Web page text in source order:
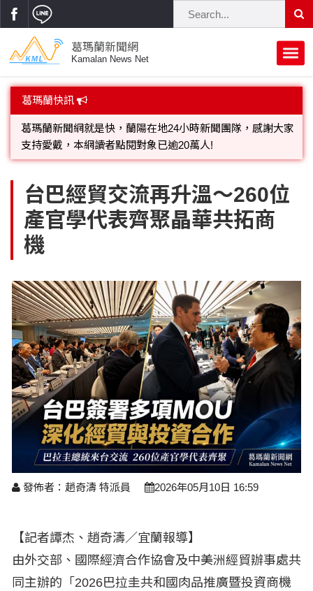
葛瑪蘭新聞網
Kamalan News Net
首頁
蘭陽大代誌
府會議題
街坊大小事
交通警消
地方大小事
校園動態
原住民動態
軍事新聞
立法院
黨政新聞
府院動態
選舉新聞
總統大選
立委選舉
縣市長選舉
議員民代選舉
鄉鎮長村里長選舉
五合一選舉
溫馨關懷
親子活動
公益行善
溫馨關懷
藝文走廊
民俗薪傳
藝文展覽
專題講座
話說文史
水色流光映城東～名家齊聚展藝風
時尚你我他
休閒旅遊
時尚行業
美食料理
景點介紹
醫療養生
醫藥新訊
衞生保健
【博愛醫療公益服務隊】專欄
產業科技
科技新知
產業招商
求職徵才
財經稅務
房產理財
我要爆料
網友爆料
檢舉投訴
活動專頁
讀者投稿
全國運動會
宜蘭綠色博覽會
運動賽事
葛瑪蘭快訊
葛瑪蘭新聞網就是快，蘭陽在地24小時新聞團隊，感謝大家
支持愛戴，本網讀者點閱對象已逾20萬人!
歡迎廣告託播，刊頭或新聞欄位:圖片或影音檔可連結指定官
網;詳洽各記者或聯繫：0910-259565洽詢。
台巴經貿交流再升溫～260位
產官學代表齊聚晶華共拓商
機
發佈者：趙奇濤 特派員 2026年05月10日 16:59
【記者譚杰、趙奇濤／宜蘭報導】
由外交部、國際經濟合作協會及中美洲經貿辦事處共
同主辦的「2026巴拉圭共和國肉品推廣暨投資商機